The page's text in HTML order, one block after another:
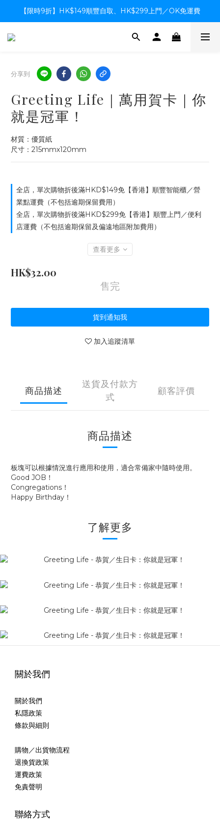
【限時9折】HK$149順豐自取、HK$299上門／OK免運費
【限時9折】HK$149順豐自取、HK$299上門／OK免運費
支付系統升級中，暫停信用卡支付至8月中，造成不便感謝諒解
分享到
Greeting Life｜萬用賀卡｜你
就是冠軍！
材質：優質紙
尺寸：215mmx120mm
全店，單次購物折後滿HKD$149免【香港】順豐智能櫃／營
業點運費（不包括逾期保留費用）
全店，單次購物折後滿HKD$299免【香港】順豐上門／便利
店運費（不包括逾期保留及偏遠地區附加費用）
查看更多
HK$32.00
售完
貨到通知我
加入追蹤清單
商品描述
送貨及付款方
式
顧客評價
商品描述
板塊可以根據情況進行應用和使用，適合常備家中隨時使用。
Good JOB！
Congregations！
Happy Birthday！
了解更多
關於我們
關於我們
私隱政策
條款與細則
購物／出貨物流程
退換貨政策
運費政策
免責聲明
聯絡方式